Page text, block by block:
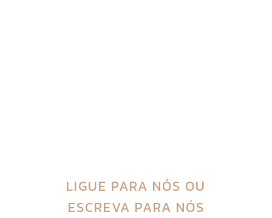
LIGUE PARA NÓS OU
ESCREVA PARA NÓS